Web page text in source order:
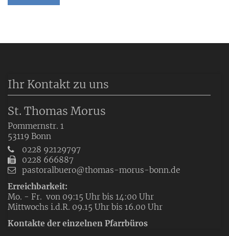
Ihr Kontakt zu uns
St. Thomas Morus
Pommernstr. 1
53119 Bonn
0228 92129797
0228 666887
pastoralbuero@thomas-morus-bonn.de
Erreichbarkeit:
Mo. - Fr. von 09:15 Uhr bis 14:00 Uhr
Mittwochs i.d.R. 09.15 Uhr bis 16.00 Uhr
Kontakte der einzelnen Pfarrbüros